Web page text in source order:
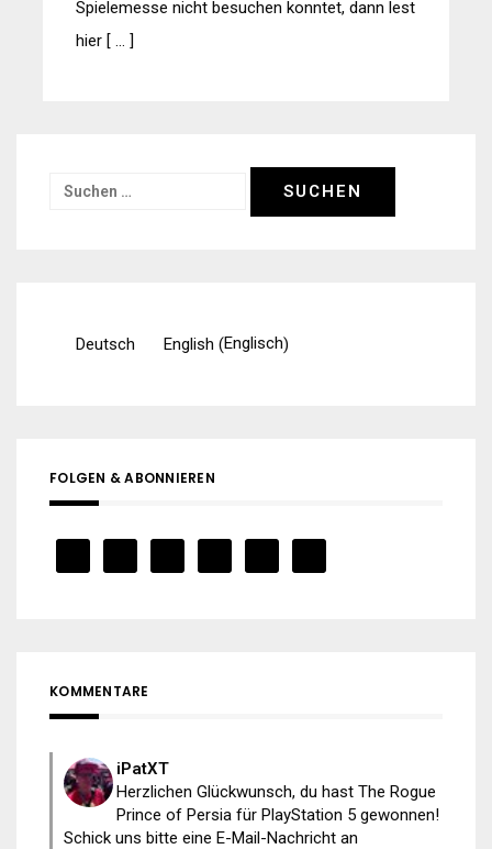
Spielemesse nicht besuchen konntet, dann lest
hier [ … ]
Suchen
Deutsch English (Englisch)
FOLGEN & ABONNIEREN
KOMMENTARE
iPatXT
Herzlichen Glückwunsch, du hast The Rogue
Prince of Persia für PlayStation 5 gewonnen!
Schick uns bitte eine E-Mail-Nachricht an